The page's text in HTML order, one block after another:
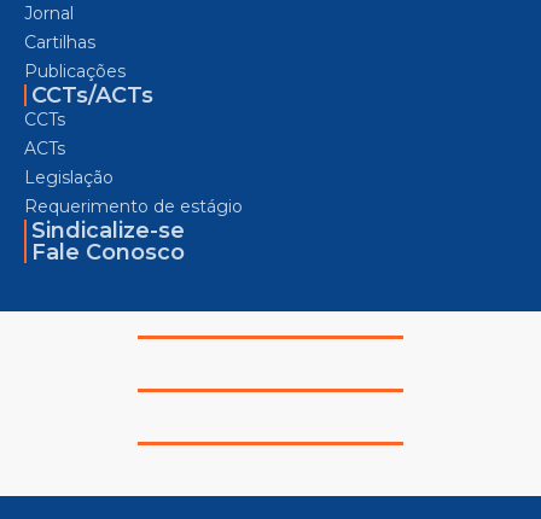
Jornal
Cartilhas
Publicações
CCTs/ACTs
CCTs
ACTs
Legislação
Requerimento de estágio
Sindicalize-se
Fale Conosco